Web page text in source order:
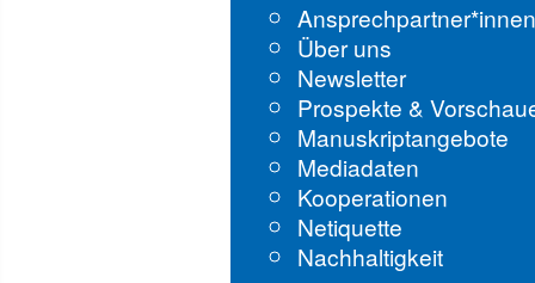
Über uns
Newsletter
Prospekte &
Manuskriptangebote
Mediadaten
Kooperationen
Netiquette
Nachhaltigkeit